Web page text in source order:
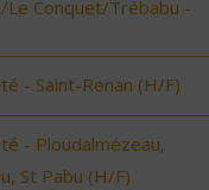
Le Conquet/Trébabu -
- Saint-Renan (H/F)
- Ploudalmézeau,
St Pabu (H/F)